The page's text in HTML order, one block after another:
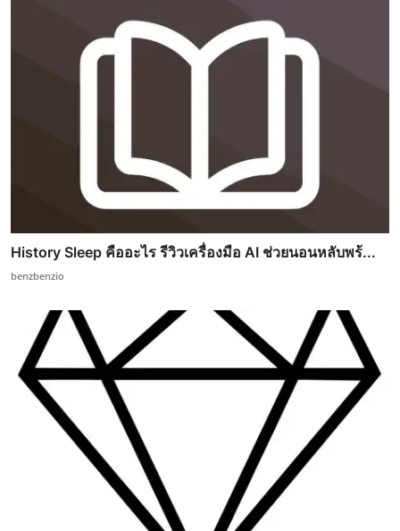
History Sleep คืออะไร รีวิวเครื่องมือ AI ช่วยนอนหลับพร้...
benzbenzio